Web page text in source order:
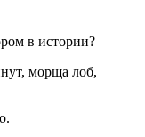
в истории?
морща лоб,